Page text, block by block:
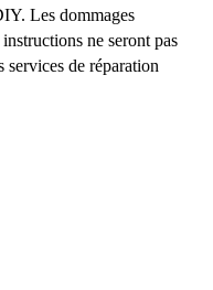
Les dommages
ne seront pas
services de réparation